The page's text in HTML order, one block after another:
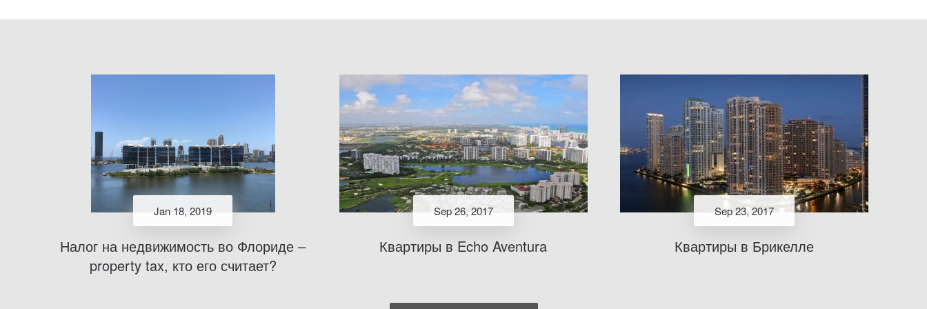
Jan 18, 2019
Налог на недвижимость во Флориде –
property tax, кто его считает?
Sep 26, 2017
Квартиры в Echo Aventura
Sep 23, 2017
Квартиры в Брикелле